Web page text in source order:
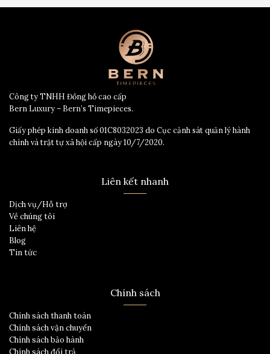
Công ty TNHH Đồng hồ cao cấp
Bern Luxury – Bern’s Timepieces.
Giấy phép kinh doanh số 01C8032023 do Cục cảnh sát quản lý hành
chính và trật tự xã hội cấp ngày 10/7/2020.
Liên kết nhanh
Dịch vụ/Hỗ trợ
Về chúng tôi
Liên hệ
Blog
Tin tức
Chính sách
Chính sách thanh toán
Chính sách vận chuyển
Chính sách bảo hành